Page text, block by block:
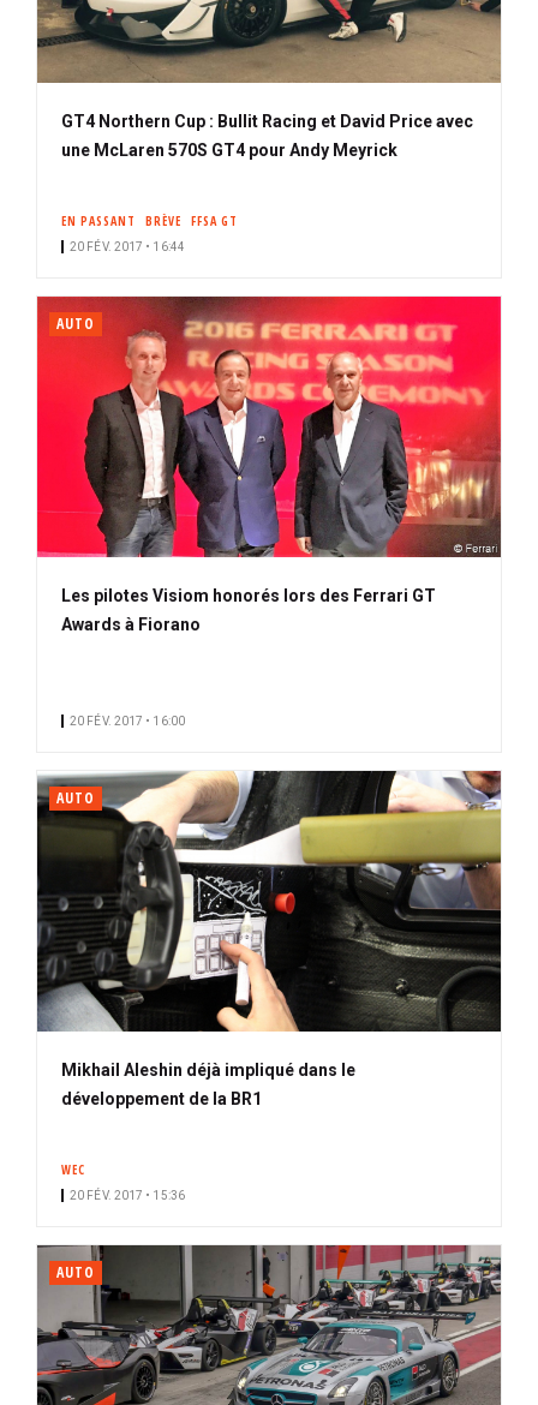
GT4 Northern Cup : Bullit Racing et David Price avec
une McLaren 570S GT4 pour Andy Meyrick
EN PASSANT BRÈVE FFSA GT
20 FÉV. 2017 • 16:44
AUTO
Les pilotes Visiom honorés lors des Ferrari GT
Awards à Fiorano
20 FÉV. 2017 • 16:00
AUTO
Mikhail Aleshin déjà impliqué dans le
développement de la BR1
WEC
20 FÉV. 2017 • 15:36
AUTO